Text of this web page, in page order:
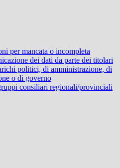
per mancata o incompleta
dei dati da parte dei titolari
politici, di amministrazione, di
o di governo
consiliari regionali/provinciali